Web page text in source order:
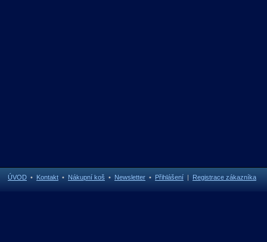
ÚVOD • Kontakt • Nákupní koš • Newsletter • Přihlášení | Registrace zákazníka